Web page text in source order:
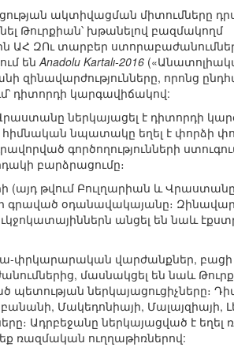
ակտիվացման միտումները
Թուրքիան՝ խթանելով բազմակողմ
ԱՀ ԶՈւ տարբեր
ենAnadolu Kartalı-2016
զինավարժությունները, որոնց
դիտորդի կարգավիճակով:
ներկայացել է դիտորդի
հիմնական նպատակը եղել է փորձի
գործողությունների
բարձրացումը։
(այդ թվում Բուլղարիան և
օդանավակայանը։
անցել են նաև
փրկարարական վարժանքներ,
մասնակցել են նաև
պետության ներկայացուցիչները։
Մակեդոնիայի, Մալայզիայի,
Ադրբեջանը ներկայացված է եղել
ռազմական ուղղաթիռներով: